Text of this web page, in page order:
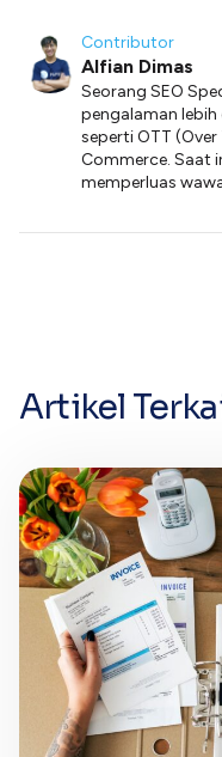
Contributor
Alfian Dimas
Seorang SEO
pengalaman
seperti OTT (Over
Commerce. Saat
memperluas
Artikel